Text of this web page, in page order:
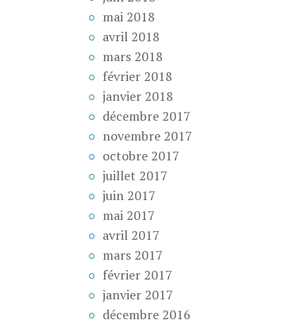
mai 2018
avril 2018
mars 2018
février 2018
janvier 2018
décembre 2017
novembre 2017
octobre 2017
juillet 2017
juin 2017
mai 2017
avril 2017
mars 2017
février 2017
janvier 2017
décembre 2016